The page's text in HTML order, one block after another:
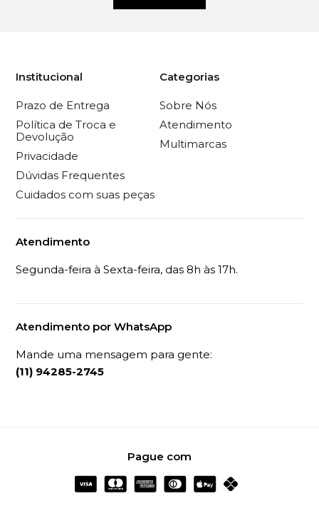
Institucional
Prazo de Entrega
Política de Troca e
Devolução
Privacidade
Dúvidas Frequentes
Cuidados com suas peças
Categorias
Sobre Nós
Atendimento
Multimarcas
Atendimento
Segunda-feira à Sexta-feira, das 8h às 17h.
Atendimento por WhatsApp
Mande uma mensagem para gente:
(11) 94285-2745
Pague com